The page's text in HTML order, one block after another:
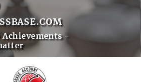
Achievements -